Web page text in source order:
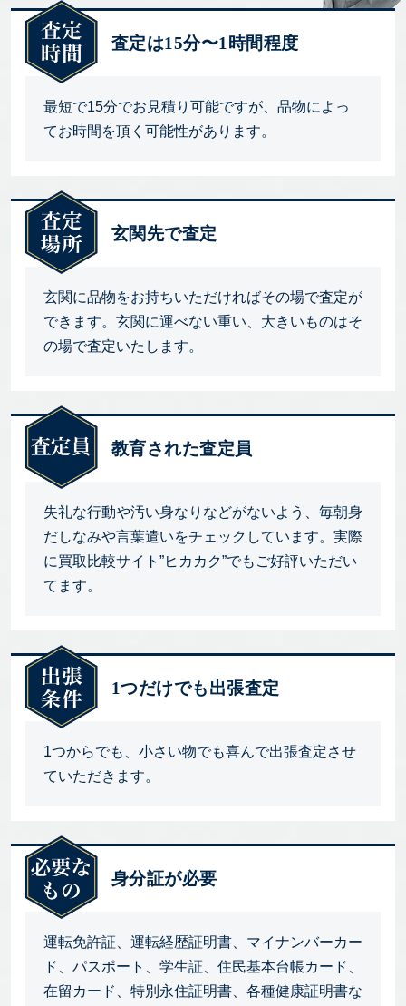
査定は15分〜1時間程度
最短で15分でお見積り可能ですが、品物によっ
てお時間を頂く可能性があります。
玄関先で査定
玄関に品物をお持ちいただければその場で査定が
できます。玄関に運べない重い、大きいものはそ
の場で査定いたします。
教育された査定員
失礼な行動や汚い身なりなどがないよう、毎朝身
だしなみや言葉遣いをチェックしています。実際
に買取比較サイト”ヒカカク”でもご好評いただい
てます。
1つだけでも出張査定
1つからでも、小さい物でも喜んで出張査定させ
ていただきます。
身分証が必要
運転免許証、運転経歴証明書、マイナンバーカー
ド、パスポート、学生証、住民基本台帳カード、
在留カード、特別永住証明書、各種健康証明書な